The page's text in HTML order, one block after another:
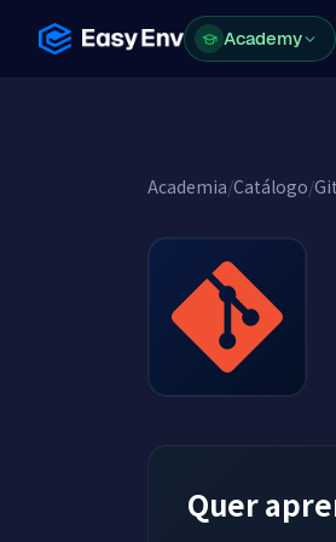
Academy
Academy
Academia/Catálogo/Git
Quer